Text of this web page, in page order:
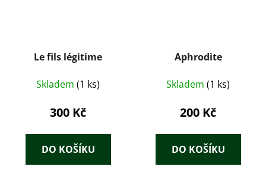
Le fils légitime
Skladem (1 ks)
300 Kč
DO KOŠÍKU
Aphrodite
Skladem (1 ks)
200 Kč
DO KOŠÍKU